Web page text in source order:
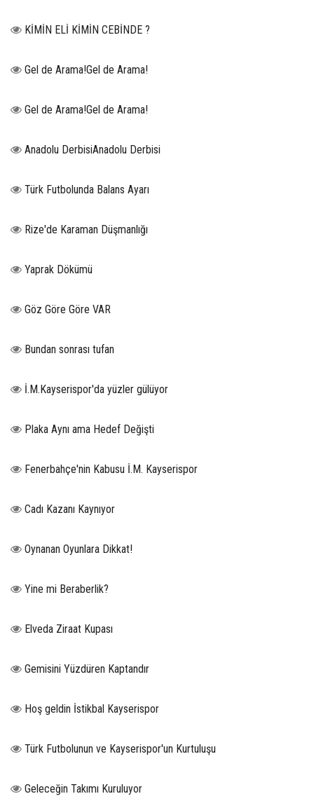
KİMİN ELİ KİMİN CEBİNDE ?
Gel de Arama!Gel de Arama!
Gel de Arama!Gel de Arama!
Anadolu DerbisiAnadolu Derbisi
Türk Futbolunda Balans Ayarı
Rize'de Karaman Düşmanlığı
Yaprak Dökümü
Göz Göre Göre VAR
Bundan sonrası tufan
İ.M.Kayserispor'da yüzler gülüyor
Plaka Aynı ama Hedef Değişti
Fenerbahçe'nin Kabusu İ.M. Kayserispor
Cadı Kazanı Kaynıyor
Oynanan Oyunlara Dikkat!
Yine mi Beraberlik?
Elveda Ziraat Kupası
Gemisini Yüzdüren Kaptandır
Hoş geldin İstikbal Kayserispor
Türk Futbolunun ve Kayserispor'un Kurtuluşu
Geleceğin Takımı Kuruluyor